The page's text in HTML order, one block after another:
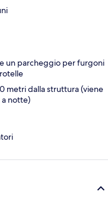
un parcheggio per furgoni
metri dalla struttura (viene
a notte)